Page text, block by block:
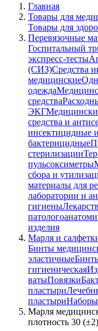
Главная
Товары для
Товары для
Перевязочные
Госпитальный
экспресс-тесты
(СИЗ)Средства
медицинские
одежда
средства
ЭКГ
средства и
инсектицидные и
бактерицидные
стерилизации
пульсоксиметры
сбора и
материалы для
лаборатории и
гигиены
изделия
Марля и
Бинты
эластичные
гигиеническая
ватыПовязки
пластыри
пластыриНаборы
Марля
плотность 30